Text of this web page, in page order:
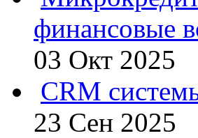
финансовые
03 Окт 2025
CRM
23 Сен 2025